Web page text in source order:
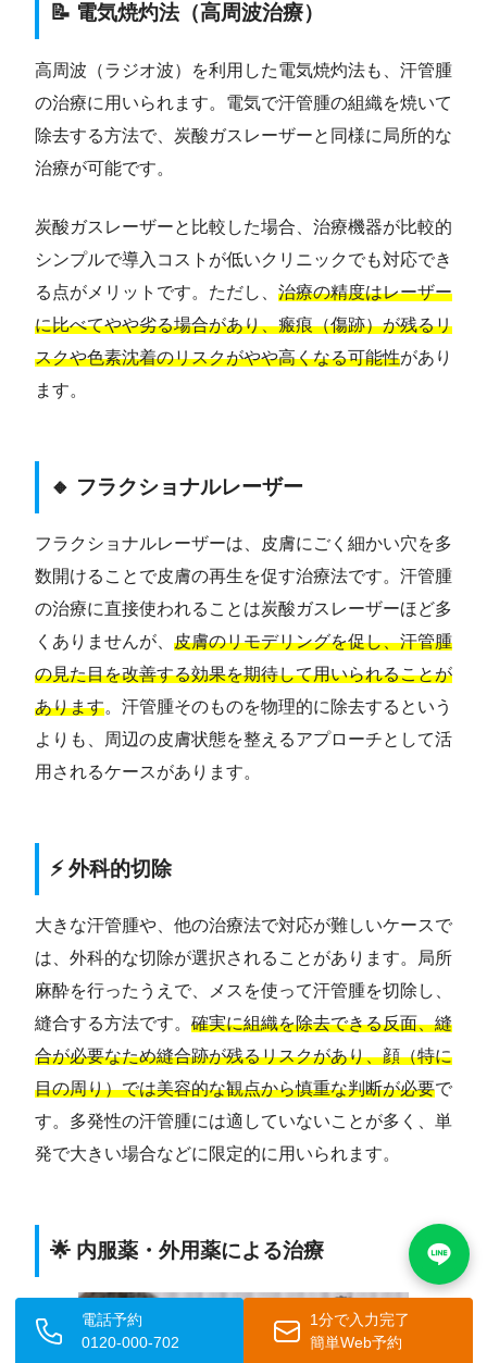
📝 電気焼灼法（高周波治療）
高周波（ラジオ波）を利用した電気焼灼法も、汗管腫
の治療に用いられます。電気で汗管腫の組織を焼いて
除去する方法で、炭酸ガスレーザーと同様に局所的な
治療が可能です。
炭酸ガスレーザーと比較した場合、治療機器が比較的
シンプルで導入コストが低いクリニックでも対応でき
る点がメリットです。ただし、 治療の精度はレーザー
に比べてやや劣る場合があり、瘢痕（傷跡）が残るリ
スクや色素沈着のリスクがやや高くなる可能性があり
ます。
🔸 フラクショナルレーザー
フラクショナルレーザーは、皮膚にごく細かい穴を多
数開けることで皮膚の再生を促す治療法です。汗管腫
の治療に直接使われることは炭酸ガスレーザーほど多
くありませんが、 皮膚のリモデリングを促し、汗管腫
の見た目を改善する効果を期待して用いられることが
あります。汗管腫そのものを物理的に除去するという
よりも、周辺の皮膚状態を整えるアプローチとして活
用されるケースがあります。
⚡ 外科的切除
大きな汗管腫や、他の治療法で対応が難しいケースで
は、外科的な切除が選択されることがあります。局所
麻酔を行ったうえで、メスを使って汗管腫を切除し、
縫合する方法です。 確実に組織を除去できる反面、縫
合が必要なため縫合跡が残るリスクがあり、顔（特に
目の周り）では美容的な観点から慎重な判断が必要で
す。多発性の汗管腫には適していないことが多く、単
発で大きい場合などに限定的に用いられます。
🌟 内服薬・外用薬による治療
電話予約
0120-000-702
1分で入力完了
簡単Web予約